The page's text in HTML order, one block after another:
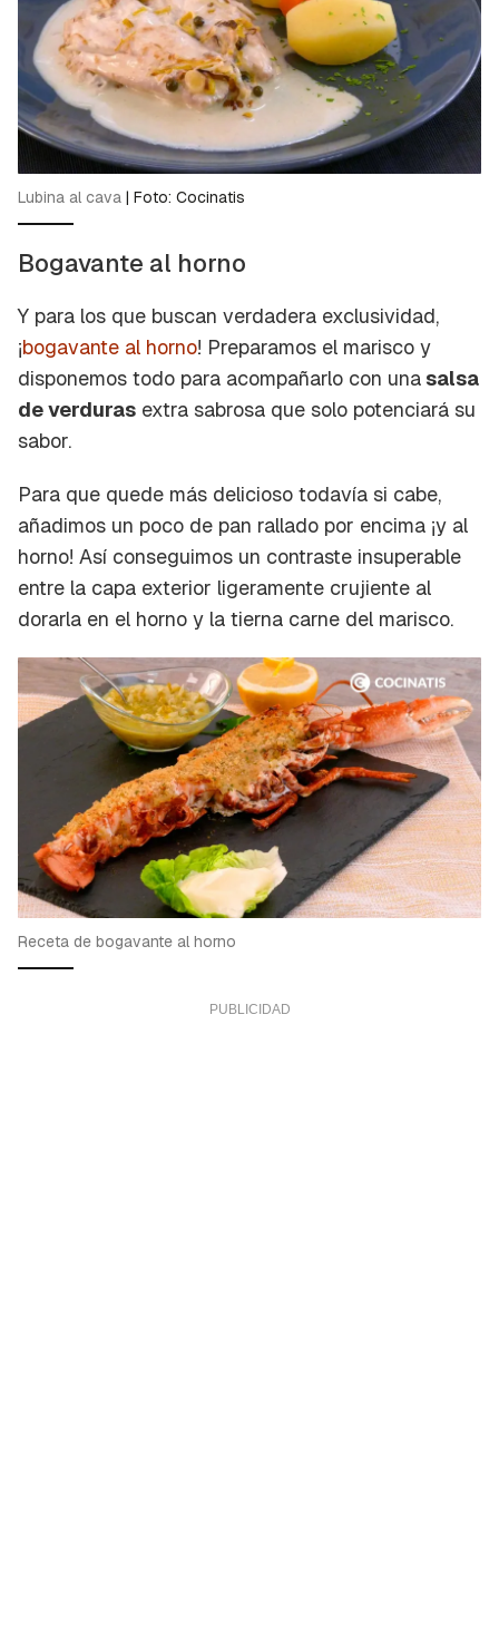
Lubina al cava | Foto: Cocinatis
Bogavante al horno
Y para los que buscan verdadera exclusividad,
¡bogavante al horno! Preparamos el marisco y
disponemos todo para acompañarlo con una salsa
de verduras extra sabrosa que solo potenciará su
sabor.
Para que quede más delicioso todavía si cabe,
añadimos un poco de pan rallado por encima ¡y al
horno! Así conseguimos un contraste insuperable
entre la capa exterior ligeramente crujiente al
dorarla en el horno y la tierna carne del marisco.
Receta de bogavante al horno